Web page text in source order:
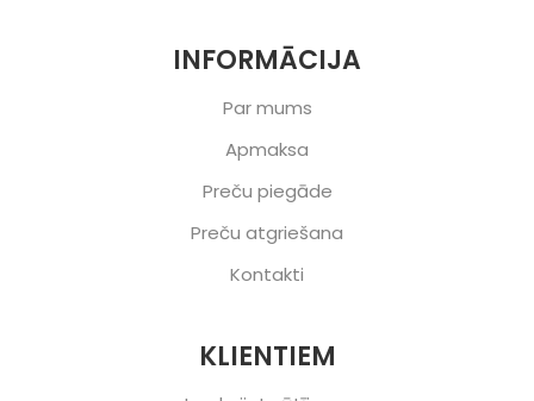
INFORMĀCIJA
Par mums
Apmaksa
Preču piegāde
Preču atgriešana
Kontakti
KLIENTIEM